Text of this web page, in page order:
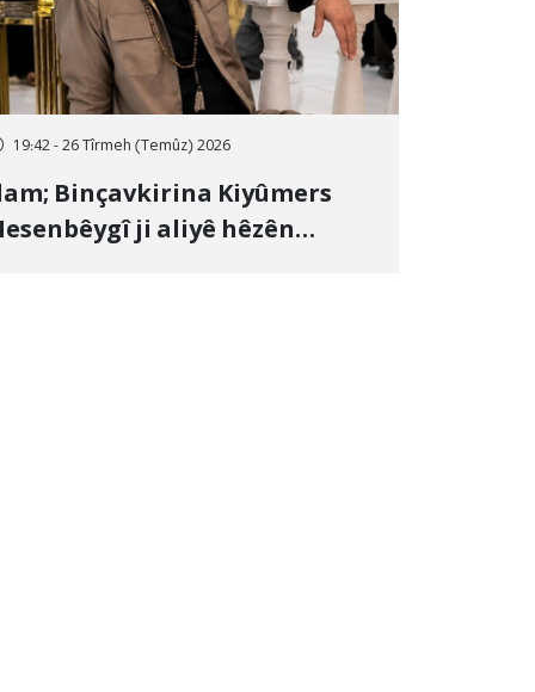
19:42 - 26 Tîrmeh (Temûz) 2026
Binçavkirina Kiyûmers
ji aliyê hêzên